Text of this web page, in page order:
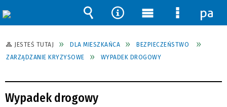
JESTEŚ TUTAJ DLA MIESZKAŃCA
BEZPIECZEŃSTWO
ZARZĄDZANIE KRYZYSOWE
WYPADEK DROGOWY
Wypadek drogowy
Wyszukiwarka
Narzędzia
Menu
główne
Menu